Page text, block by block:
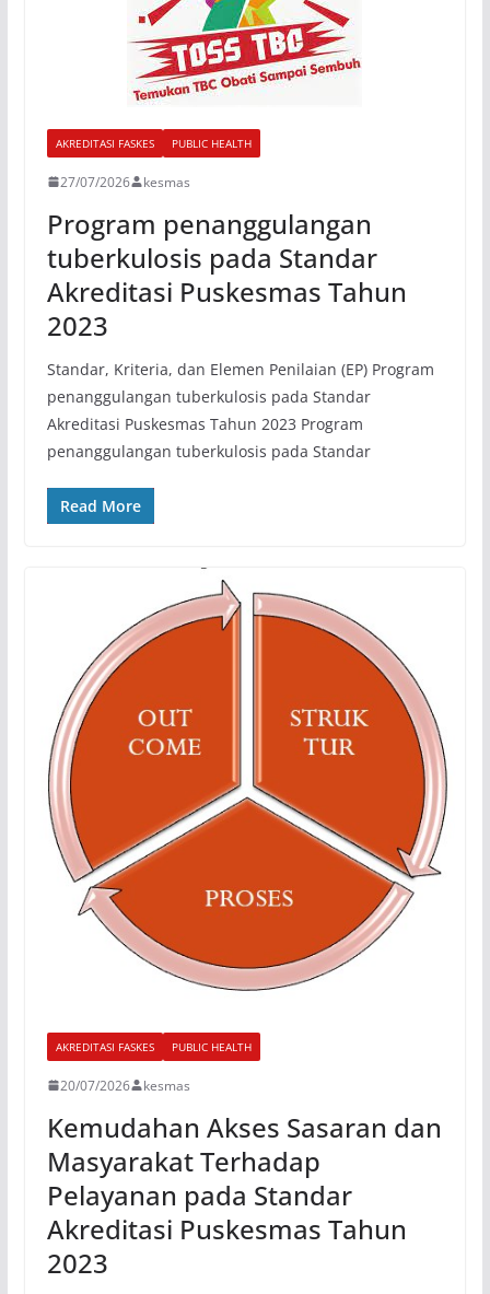
AKREDITASI FASKES PUBLIC HEALTH
27/07/2026 kesmas
Program penanggulangan
tuberkulosis pada Standar
Akreditasi Puskesmas Tahun
2023
Standar, Kriteria, dan Elemen Penilaian (EP) Program
penanggulangan tuberkulosis pada Standar
Akreditasi Puskesmas Tahun 2023 Program
penanggulangan tuberkulosis pada Standar
Read More
AKREDITASI FASKES PUBLIC HEALTH
20/07/2026 kesmas
Kemudahan Akses Sasaran dan
Masyarakat Terhadap
Pelayanan pada Standar
Akreditasi Puskesmas Tahun
2023